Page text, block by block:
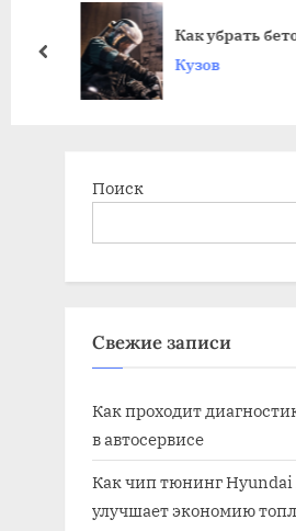
s
o
s
t
Как убрать
Кузов
prev
Поиск
Свежие записи
Как проходит
в автосервисе
Как чип тюнинг Hyundai
улучшает экономию